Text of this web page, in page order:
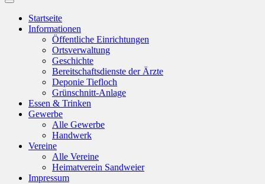
Suchfeld
ein-/ausblenden
Startseite
Informationen
Öffentliche Einrichtungen
Ortsverwaltung
Geschichte
Bereitschaftsdienste der Ärzte
Deponie Tiefloch
Grünschnitt-Anlage
Essen & Trinken
Gewerbe
Alle Gewerbe
Handwerk
Vereine
Alle Vereine
Heimatverein Sandweier
Impressum